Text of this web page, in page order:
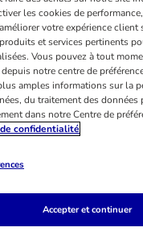
les cookies de
votre expérience client
et services pertinents
Vous pouvez à tout
notre centre de
amples informations sur la
du traitement des données
dans notre Centre de
confidentialité
Accepter et continuer